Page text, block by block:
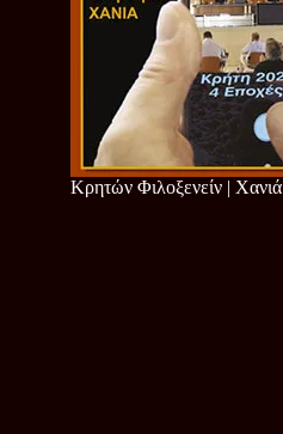
Κρητών Φιλοξενείν | Χανιά